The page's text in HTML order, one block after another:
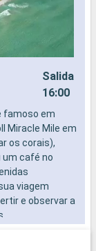
Salida
16:00
famoso em
Miracle Mile em
os corais),
um café no
viagem
e observar a